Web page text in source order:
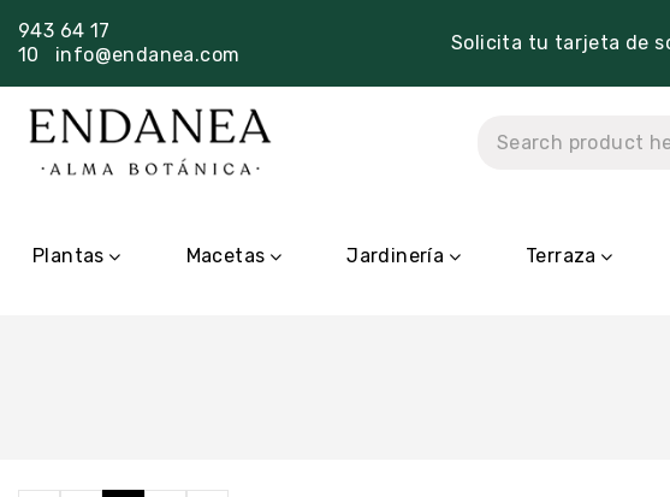
943 64 17
10
info@endanea.com
Solicita tu tarjeta de
Plantas Macetas Jardinería Terraza